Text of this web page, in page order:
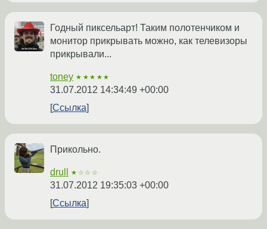
Годный пиксельарт! Таким полотенчиком и
монитор прикрывать можно, как телевизоры
прикрывали...
toney ★★★★★
31.07.2012 14:34:49 +00:00
Ссылка
Прикольно.
drull ★☆☆☆
31.07.2012 19:35:03 +00:00
Ссылка